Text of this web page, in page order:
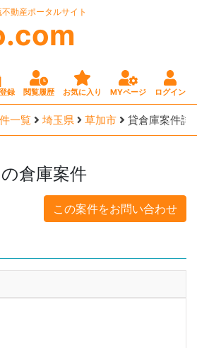
動産ポータルサイト
録 閲覧履歴 お気に入り MYページ ログイン
一覧 埼玉県 草加市 貸倉庫案件詳
の倉庫案件
この案件をお問い合わせ